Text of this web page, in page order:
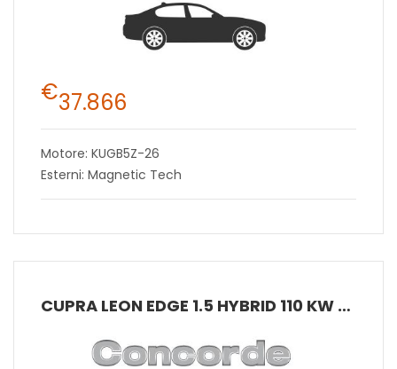
€37.866
Motore: KUGB5Z-26
Esterni: Magnetic Tech
CUPRA LEON EDGE 1.5 HYBRID 110 KW (150 CV) MHEV DSG 7 MARCE 2WD